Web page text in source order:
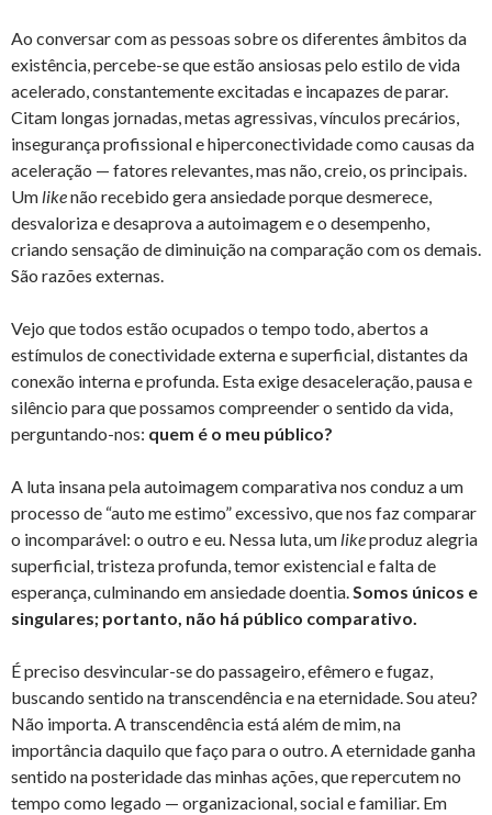
Ao conversar com as pessoas sobre os diferentes âmbitos da
existência, percebe-se que estão ansiosas pelo estilo de vida
acelerado, constantemente excitadas e incapazes de parar.
Citam longas jornadas, metas agressivas, vínculos precários,
insegurança profissional e hiperconectividade como causas da
aceleração — fatores relevantes, mas não, creio, os principais.
Um likenão recebido gera ansiedade porque desmerece,
desvaloriza e desaprova a autoimagem e o desempenho,
criando sensação de diminuição na comparação com os demais.
São razões externas.
Vejo que todos estão ocupados o tempo todo, abertos a
estímulos de conectividade externa e superficial, distantes da
conexão interna e profunda. Esta exige desaceleração, pausa e
silêncio para que possamos compreender o sentido da vida,
perguntando-nos: quem é o meu público?
A luta insana pela autoimagem comparativa nos conduz a um
processo de “auto me estimo” excessivo, que nos faz comparar
o incomparável: o outro e eu. Nessa luta, um likeproduz alegria
superficial, tristeza profunda, temor existencial e falta de
esperança, culminando em ansiedade doentia.Somos únicos e
singulares; portanto, não há público comparativo.
É preciso desvincular-se do passageiro, efêmero e fugaz,
buscando sentido na transcendência e na eternidade. Sou ateu?
Não importa. A transcendência está além de mim, na
importância daquilo que faço para o outro. A eternidade ganha
sentido na posteridade das minhas ações, que repercutem no
tempo como legado — organizacional, social e familiar. Em